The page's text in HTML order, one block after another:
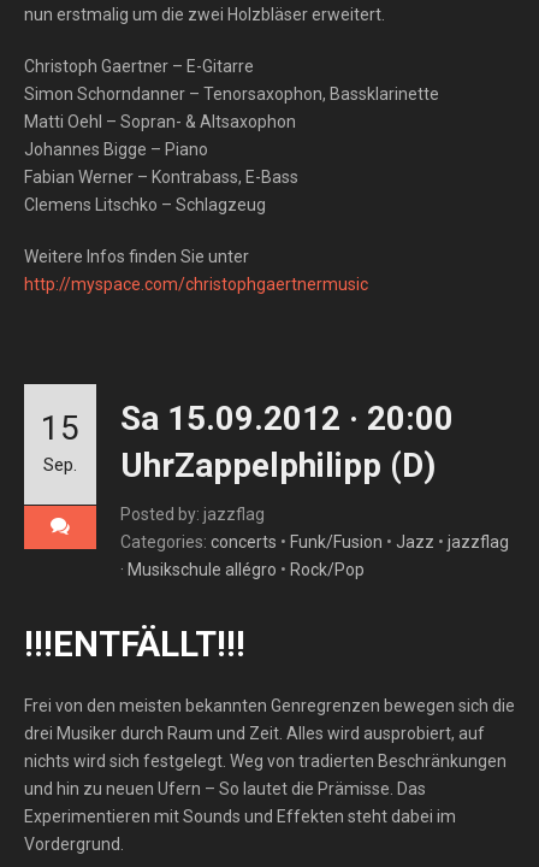
nun erstmalig um die zwei Holzbläser erweitert.
Christoph Gaertner – E-Gitarre
Simon Schorndanner – Tenorsaxophon, Bassklarinette
Matti Oehl – Sopran- & Altsaxophon
Johannes Bigge – Piano
Fabian Werner – Kontrabass, E-Bass
Clemens Litschko – Schlagzeug
Weitere Infos finden Sie unter
http://myspace.com/christophgaertnermusic
Sa 15.09.2012 · 20:00
UhrZappelphilipp (D)
Posted by: jazzflag
Categories: concerts • Funk/Fusion • Jazz • jazzflag
· Musikschule allégro • Rock/Pop
15
Sep.
!!!ENTFÄLLT!!!
Frei von den meisten bekannten Genregrenzen bewegen sich die
drei Musiker durch Raum und Zeit. Alles wird ausprobiert, auf
nichts wird sich festgelegt. Weg von tradierten Beschränkungen
und hin zu neuen Ufern – So lautet die Prämisse. Das
Experimentieren mit Sounds und Effekten steht dabei im
Vordergrund.